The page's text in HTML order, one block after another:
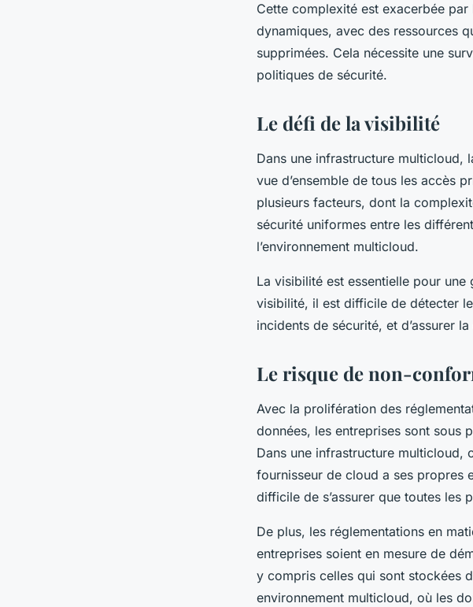
Cette complexité est exacerbée
dynamiques, avec des ressources
supprimées. Cela nécessite une
politiques de sécurité.
Le défi de la visibilité
Dans une infrastructure multicloud,
vue d’ensemble de tous les accès
plusieurs facteurs, dont la
sécurité uniformes entre les
l’environnement multicloud.
La visibilité est essentielle pour
visibilité, il est difficile de détecter
incidents de sécurité, et d’assurer
Le risque de non-
Avec la prolifération des
données, les entreprises sont sous
Dans une infrastructure multicloud,
fournisseur de cloud a ses propres
difficile de s’assurer que toutes les
De plus, les réglementations en
entreprises soient en mesure de
y compris celles qui sont stockées
environnement multicloud, où les